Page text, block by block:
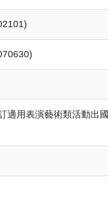
適用表演藝術類活動出國